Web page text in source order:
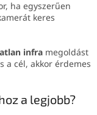
ha egyszerűen
keres
infra megoldást
a cél, akkor érdemes
a legjobb?